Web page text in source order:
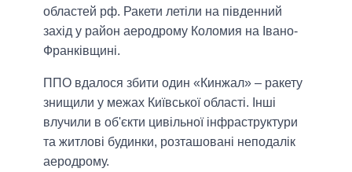
областей рф. Ракети летіли на південний
захід у район аеродрому Коломия на Івано-
Франківщині.
ППО вдалося збити один «Кинжал» – ракету
знищили у межах Київської області. Інші
влучили в об'єкти цивільної інфраструктури
та житлові будинки, розташовані неподалік
аеродрому.